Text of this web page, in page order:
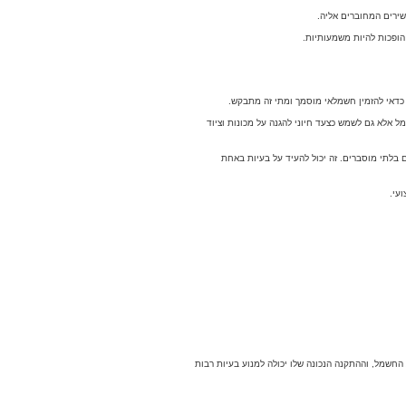
המחוברים אליה.
להיות משמעותיות.
להזמין חשמלאי מוסמך ומתי זה מתבקש.
גם לשמש כצעד חיוני להגנה על מכונות וציוד
מוסברים. זה יכול להעיד על בעיות באחת
וההתקנה הנכונה שלו יכולה למנוע בעיות רבות